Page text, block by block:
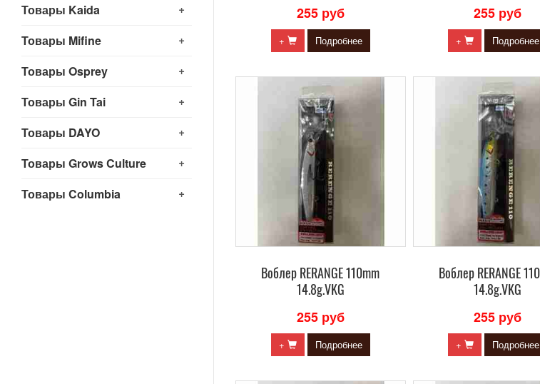
+
Товары Kaida
+
Товары Mifine
+
Товары Osprey
+
Товары Gin Tai
+
Товары DAYO
+
Товары Grows Culture
+
Товары Columbia
255 руб
+ Подробнее
255 руб
+ Подробнее
Воблер RERANGE 110mm
14.8g.VKG
255 руб
+ Подробнее
Воблер RERANGE
14.8g.VKG
255 руб
+ Подробнее